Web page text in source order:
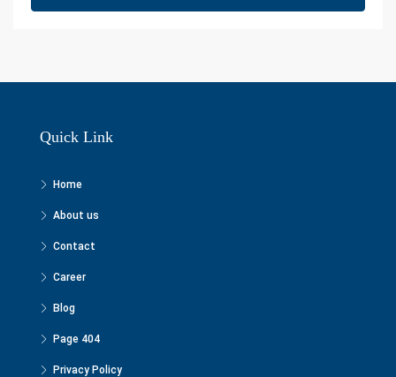
Quick Link
Home
About us
Contact
Career
Blog
Page 404
Privacy Policy